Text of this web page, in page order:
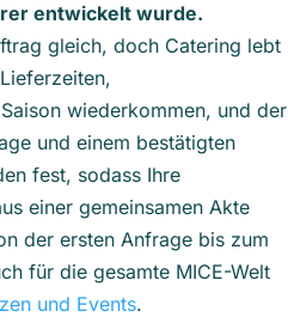
entwickelt wurde.
gleich, doch Catering lebt
wiederkommen, und der
und einem bestätigten
fest, sodass Ihre
einer gemeinsamen Akte
der ersten Anfrage bis zum
für die gesamte MICE-Welt
und Events.